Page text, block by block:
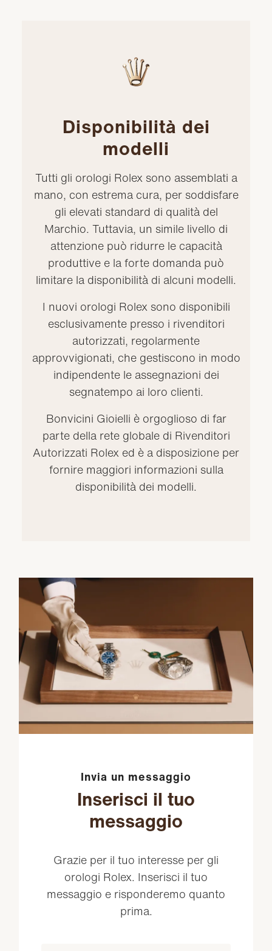
Disponibilità dei
modelli
Tutti gli orologi Rolex sono assemblati a
mano, con estrema cura, per soddisfare
gli elevati standard di qualità del
Marchio. Tuttavia, un simile livello di
attenzione può ridurre le capacità
produttive e la forte domanda può
limitare la disponibilità di alcuni modelli.
I nuovi orologi Rolex sono disponibili
esclusivamente presso i rivenditori
autorizzati, regolarmente
approvvigionati, che gestiscono in modo
indipendente le assegnazioni dei
segnatempo ai loro clienti.
Bonvicini Gioielli è orgoglioso di far
parte della rete globale di Rivenditori
Autorizzati Rolex ed è a disposizione per
fornire maggiori informazioni sulla
disponibilità dei modelli.
Invia un messaggio
Inserisci il tuo
messaggio
Grazie per il tuo interesse per gli
orologi Rolex. Inserisci il tuo
messaggio e risponderemo quanto
prima.